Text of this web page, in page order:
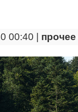
00:40 | прочее